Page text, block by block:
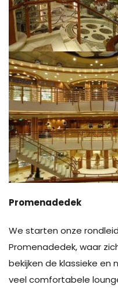
Promenadedek
We starten onze
Promenadedek, waar
bekijken de klassieke en
veel comfortabele